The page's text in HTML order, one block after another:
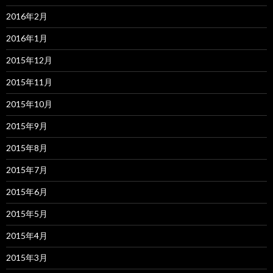
2016年2月
2016年1月
2015年12月
2015年11月
2015年10月
2015年9月
2015年8月
2015年7月
2015年6月
2015年5月
2015年4月
2015年3月